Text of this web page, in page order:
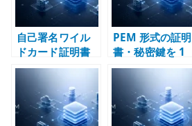
自己署名ワイル
ドカード証明書
の設計指針 – 内
部 PKI と秘密鍵
の境界
PEM 形式の証明
書・秘密鍵を 1
行に整形する方
法 – SAML、
Kubernetes
Secret、環境変